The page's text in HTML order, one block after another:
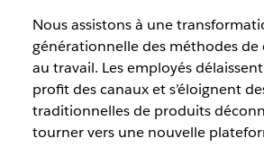
Nous vous expliquons comment nous
développer une plateforme qui
engagement, comme le montrent les
d’actions réalisées chaque semaine
Slack.
Nous assistons à une
générationnelle des méthodes
au travail. Les employés
profit des canaux et s’éloignent
traditionnelles de produits
tourner vers une nouvelle